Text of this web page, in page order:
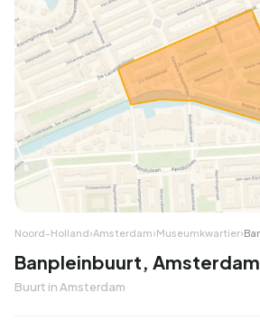
Noord-Holland›Amsterdam›Museumkwartier›
Banpleinbuurt, Amsterdam
Buurt in Amsterdam